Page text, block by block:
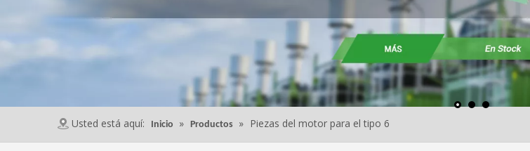
Usted está aquí: Inicio » Productos » Piezas del motor para el tipo 6